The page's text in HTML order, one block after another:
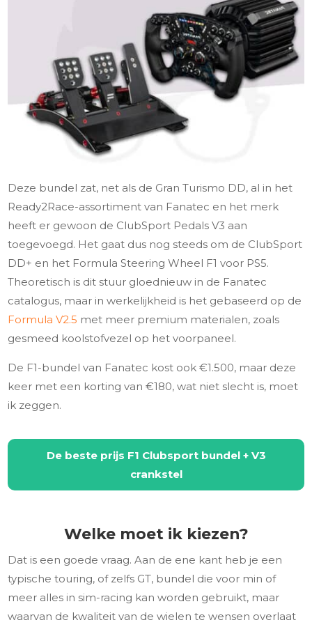
Deze bundel zat, net als de Gran Turismo DD, al in het
Ready2Race-assortiment van Fanatec en het merk
heeft er gewoon de ClubSport Pedals V3 aan
toegevoegd. Het gaat dus nog steeds om de ClubSport
DD+ en het Formula Steering Wheel F1 voor PS5.
Theoretisch is dit stuur gloednieuw in de Fanatec
catalogus, maar in werkelijkheid is het gebaseerd op de
Formula V2.5 met meer premium materialen, zoals
gesmeed koolstofvezel op het voorpaneel.
De F1-bundel van Fanatec kost ook €1.500, maar deze
keer met een korting van €180, wat niet slecht is, moet
ik zeggen.
De beste prijs F1 Clubsport bundel + V3
crankstel
Welke moet ik kiezen?
Dat is een goede vraag. Aan de ene kant heb je een
typische touring, of zelfs GT, bundel die voor min of
meer alles in sim-racing kan worden gebruikt, maar
waarvan de kwaliteit van de wielen te wensen overlaat